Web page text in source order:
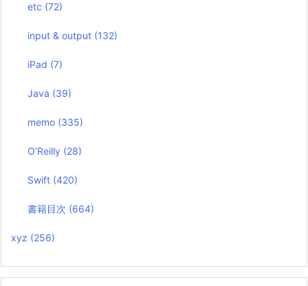
etc (72)
input & output (132)
iPad (7)
Java (39)
memo (335)
O’Reilly (28)
Swift (420)
書籍目次 (664)
xyz (256)